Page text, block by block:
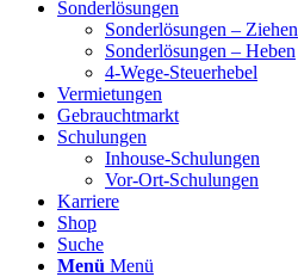
Sonderlösungen
Sonderlösungen – Ziehen
Sonderlösungen – Heben
4-Wege-Steuerhebel
Vermietungen
Gebrauchtmarkt
Schulungen
Inhouse-Schulungen
Vor-Ort-Schulungen
Karriere
Shop
Suche
Menü Menü